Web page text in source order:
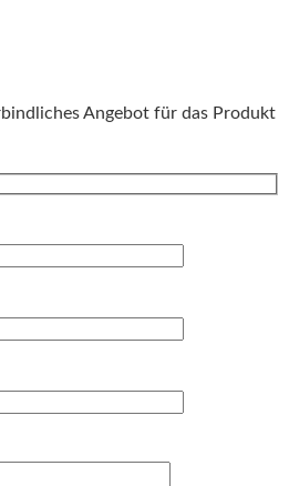
Angebot für das Produkt